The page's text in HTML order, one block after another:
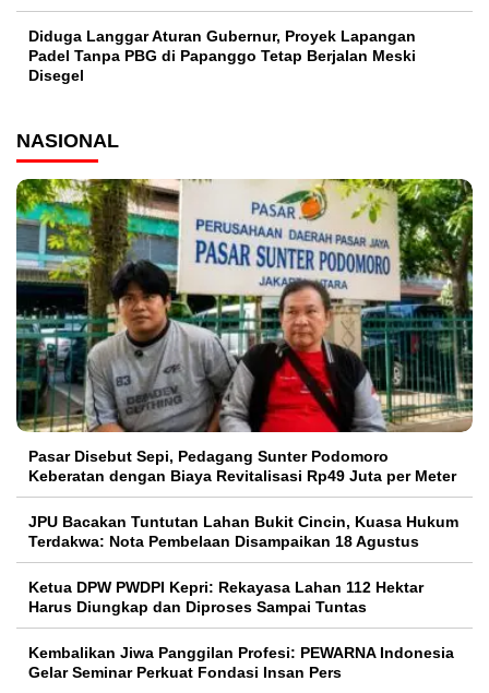
Diduga Langgar Aturan Gubernur, Proyek Lapangan
Padel Tanpa PBG di Papanggo Tetap Berjalan Meski
Disegel
NASIONAL
Pasar Disebut Sepi, Pedagang Sunter Podomoro
Keberatan dengan Biaya Revitalisasi Rp49 Juta per Meter
JPU Bacakan Tuntutan Lahan Bukit Cincin, Kuasa Hukum
Terdakwa: Nota Pembelaan Disampaikan 18 Agustus
Ketua DPW PWDPI Kepri: Rekayasa Lahan 112 Hektar
Harus Diungkap dan Diproses Sampai Tuntas
Kembalikan Jiwa Panggilan Profesi: PEWARNA Indonesia
Gelar Seminar Perkuat Fondasi Insan Pers